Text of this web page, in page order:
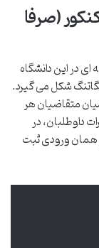
(صرفا
در این دانشگاه
شکل می گیرد.
میان متقاضیان هر
داوطلبان، در
همان ورودی ثبت